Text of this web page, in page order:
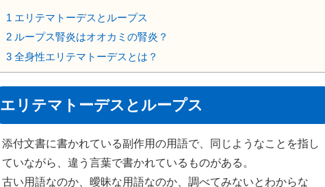
1 エリテマトーデスとループス
2 ループス腎炎はオオカミの腎炎？
3 全身性エリテマトーデスとは？
エリテマトーデスとループス
添付文書に書かれている副作用の用語で、同じようなことを指し
ていながら、違う言葉で書かれているものがある。
古い用語なのか、曖昧な用語なのか、調べてみないとわからな